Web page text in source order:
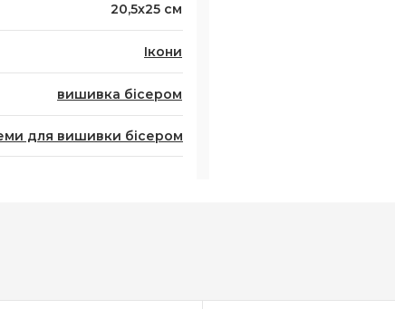
20,5х25 см
Ікони
вишивка бісером
для вишивки бісером